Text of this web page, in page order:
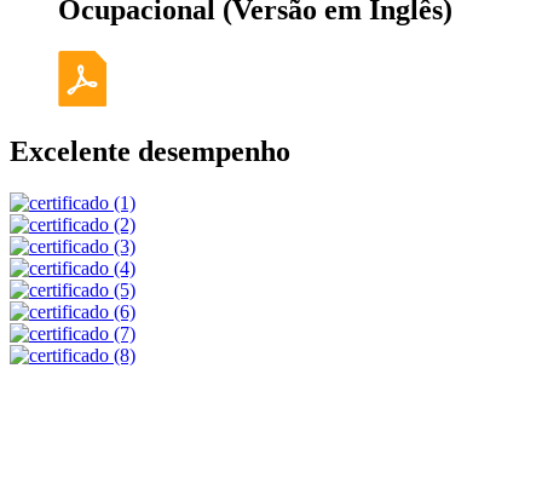
Ocupacional (Versão em Inglês)
Excelente desempenho